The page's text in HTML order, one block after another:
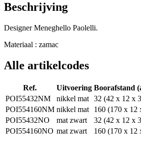
Beschrijving
Designer Meneghello Paolelli.
Materiaal : zamac
Alle artikelcodes
Ref. Uitvoering Boorafstand
POI55432NM
nikkel mat 32 (42 x 12 x
POI554160NM nikkel mat
160 (170 x 12
POI55432NO
mat zwart
32 (42 x 12 x
POI554160NO mat zwart 160 (170 x 12